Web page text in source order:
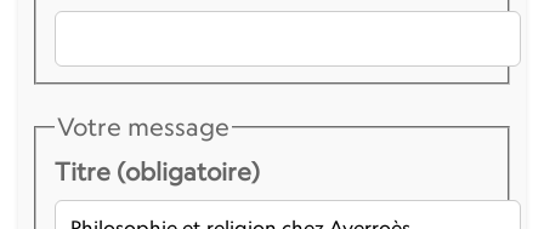
Votre message
Titre (obligatoire)